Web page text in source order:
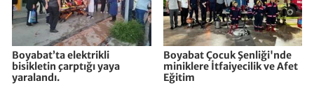
Boyabat’ta elektrikli
bisikletin çarptığı yaya
yaralandı.
Boyabat Çocuk Şenliği'nde
miniklere İtfaiyecilik ve Afet
Eğitim